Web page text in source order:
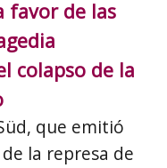
favor de las
colapso de la
que emitió
la represa de